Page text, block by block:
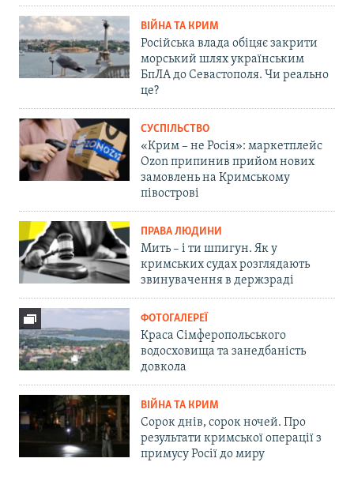
ВІЙНА ТА КРИМ
Російська влада обіцяє закрити
морський шлях українським
БпЛА до Севастополя. Чи реально
це?
СУСПІЛЬСТВО
«Крим – не Росія»: маркетплейс
Ozon припинив прийом нових
замовлень на Кримському
півострові
ПРАВА ЛЮДИНИ
Мить – і ти шпигун. Як у
кримських судах розглядають
звинувачення в держзраді
ФОТОГАЛЕРЕЇ
Краса Сімферопольського
водосховища та занедбаність
довкола
ВІЙНА ТА КРИМ
Сорок днів, сорок ночей. Про
результати кримської операції з
примусу Росії до миру